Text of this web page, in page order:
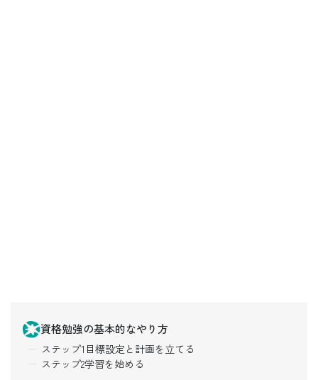
資格勉強の基本的なやり方
ステップ1目標設定と計画を立てる
ステップ2学習を始める